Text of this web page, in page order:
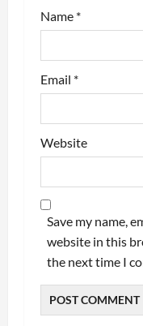
Name *
Email *
Website
Save my name,
website in this
the next time I